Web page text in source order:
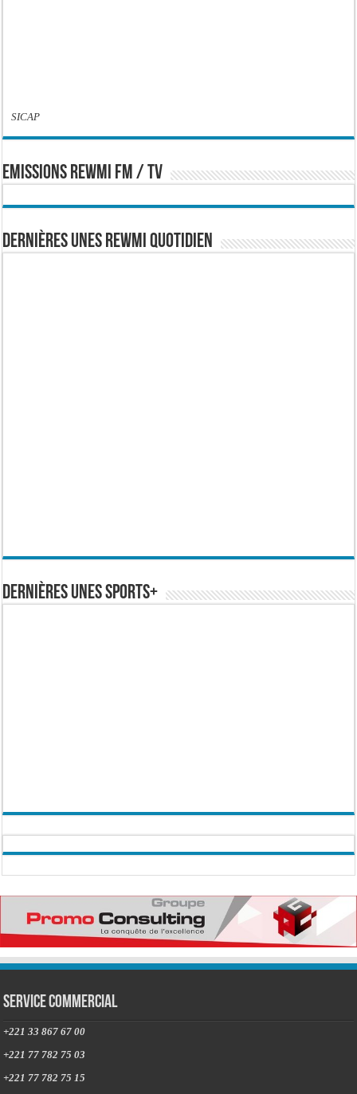
SICAP
EMISSIONS REWMI FM / TV
Dernières Unes Rewmi Quotidien
Dernières Unes Sports+
Service commercial
+221 33 867 67 00
+221 77 782 75 03
+221 77 782 75 15